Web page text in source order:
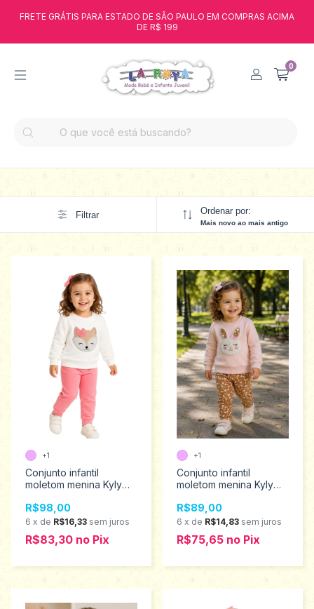
FRETE GRÁTIS PARA ESTADO DE SÃO PAULO EM COMPRAS ACIMA
DE R$ 199
0
Filtrar Ordenar por:
Mais novo ao mais antigo
Conjunto infantil
moletom menina Kyly
R$98,00
6 x de R$16,33 sem juros
R$83,30 no Pix
+1
Conjunto infantil
moletom menina Kyly
1001512
R$89,00
6 x de R$14,83 sem juros
R$75,65 no Pix
+1